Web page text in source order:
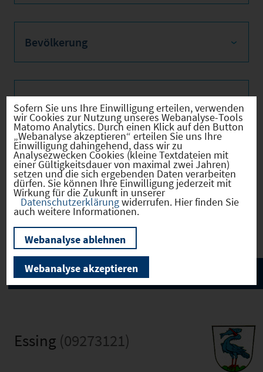
Bevölkerung
Sozialvers. Beschäftigte
Verkehrsinfrastruktur
Kommunale Infrastruktur
Essing (09273121)
Sofern Sie uns Ihre Einwilligung erteilen, verwenden
wir Cookies zur Nutzung unseres Webanalyse-Tools
Matomo Analytics. Durch einen Klick auf den Button
„Webanalyse akzeptieren“ erteilen Sie uns Ihre
Einwilligung dahingehend, dass wir zu
Analysezwecken Cookies (kleine Textdateien mit
einer Gültigkeitsdauer von maximal zwei Jahren)
setzen und die sich ergebenden Daten verarbeiten
dürfen. Sie können Ihre Einwilligung jederzeit mit
Wirkung für die Zukunft in unserer
Datenschutzerklärungwiderrufen. Hier finden Sie
auch weitere Informationen.
Webanalyse ablehnen
Webanalyse akzeptieren